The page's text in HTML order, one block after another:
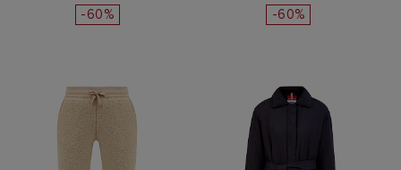
-60% -60%